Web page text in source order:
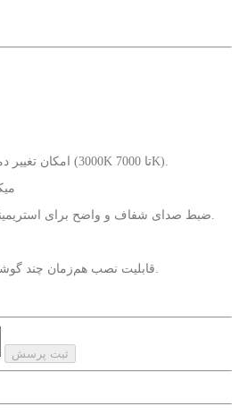
امکان تغییر دمای رنگ از گرم تا سرد (3000K تا 7000K).
ثبت پرسش